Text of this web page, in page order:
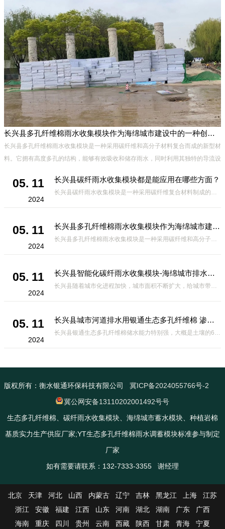
长兴县多孔纤维棉雨水收集模块作为海绵城市建设中的一种创新材料
长兴县多孔纤维棉雨水收集模块是一种采用碳纤维和高分子材料复合而成的新型材
料。它拥有高度多孔的结构，能够有效吸收和储存雨水，同时利用其独特的导流设
05. 11
2024
长兴县碳纤雨水收集模块都是能应用在哪些方面？
长兴县碳纤雨水收集模块是一种采用碳纤维复合材料制成的雨水收集装置，具有*、环保、可持续等诸多优点。这种模块的设计独特，结构轻巧且强度高，耐腐蚀，能够在各种环境条件下稳定运行。其广泛的应用领域不仅体现在城市规
05. 11
2024
长兴县多孔纤维棉雨水收集模块作为海绵城市建设中的一种创新材料
长兴县多孔纤维棉雨水收集模块是一种采用碳纤维和高分子材料复合而成的新型材料。它拥有高度多孔的结构，能够有效吸收和储存雨水，同时利用其独特的导流设计，将雨水迅速排出，有效防止城市内涝的发生。此外，该材料还具有
05. 11
2024
长兴县智能化碳纤雨水收集模块-海绵城市排水蓄水系统的优选项
长兴县随着城市化进程加快，城市面积不断扩大，给城市带来的问题也随之增加。其中之一就是水资源的短缺。雨水收集是一种解决城市水资源短缺的有效途径。在雨水收集技术中，智能化碳纤雨水收集模块的出现，为解决城市水资源
05. 11
2024
长兴县城市河道排水用银通生态多孔纤维棉 渗透性好重量轻
长兴县银通生态多孔纤维棉储水能力特别强，大概是土壤的6倍，所以在下暴雨或者是严重的雨雪天气时，能将降水量很好的吸收掉，到了天气晴朗之后又会将这些水分蒸发到空气中。这种材料在绿化环保上能起到很大的作用，能够大
版权所有：衡水银通环保科技有限公司
冀ICP备2024055766号-2
冀公网安备13110202001492号号
生态多孔纤维棉、碳纤雨水收集模块、海绵城市蓄水模块、种植岩棉
基质实力生产供应厂家;YT生态多孔纤维棉雨水调蓄模块标准参与制定
厂家
如有需要请联系：132-7333-3355 谢经理
北京 天津 河北 山西 内蒙古 辽宁 吉林 黑龙江 上海
江苏
浙江
安徽 福建 江西 山东 河南 湖北 湖南 广东
广西
海南
重庆 四川 贵州 云南 西藏 陕西 甘肃 青海 宁夏